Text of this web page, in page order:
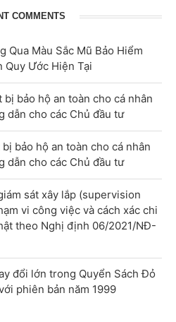
COMMENTS
Qua Màu Sắc Mũ Bảo Hiểm
Quy Ước Hiện Tại
bảo hộ an toàn cho cá nhân
dẫn cho các Chủ đầu tư
bảo hộ an toàn cho cá nhân
dẫn cho các Chủ đầu tư
sát xây lắp (supervision
vi công việc và cách xác chi
theo Nghị định 06/2021/NĐ-
đổi lớn trong Quyển Sách Đỏ
phiên bản năm 1999